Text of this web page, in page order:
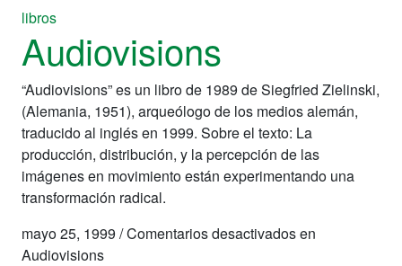
libros
Audiovisions
“Audiovisions” es un libro de 1989 de Siegfried Zielinski,
(Alemania, 1951), arqueólogo de los medios alemán,
traducido al inglés en 1999. Sobre el texto: La
producción, distribución, y la percepción de las
imágenes en movimiento están experimentando una
transformación radical.
mayo 25, 1999 /Comentarios desactivadosen
Audiovisions